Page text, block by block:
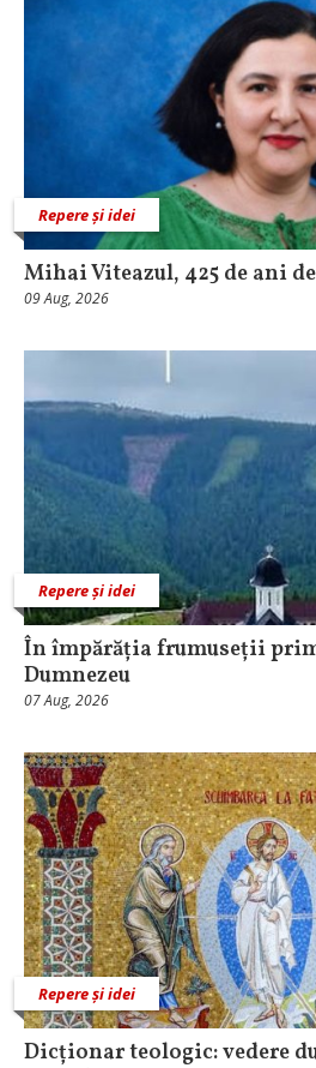
Repere și idei
Mihai Viteazul, 425 de ani
09 Aug, 2026
Repere și idei
În împărăția frumuseții
Dumnezeu
07 Aug, 2026
Repere și idei
Dicționar teologic: vedere